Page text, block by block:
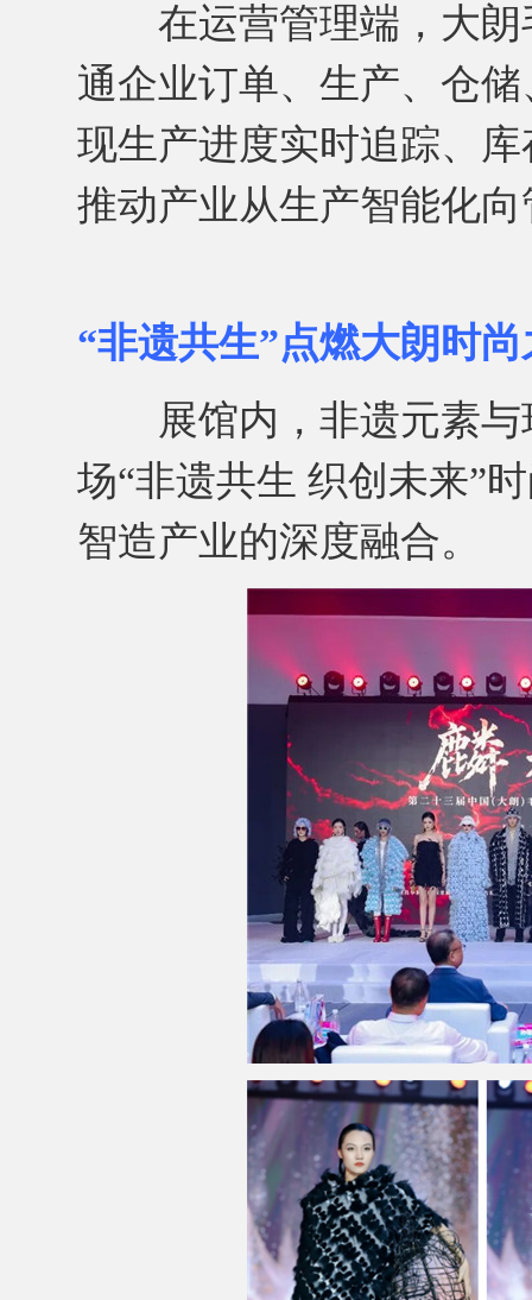
在运营管理端，大朗
通企业订单、生产、仓
现生产进度实时追踪、
推动产业从生产智能化
“非遗共生”点燃大朗时尚
展馆内，非遗元素与
场“非遗共生 织创未来”
智造产业的深度融合。